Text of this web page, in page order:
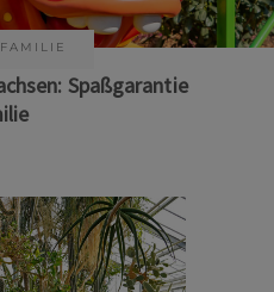
Spaßgarantie
Theaterbühnen